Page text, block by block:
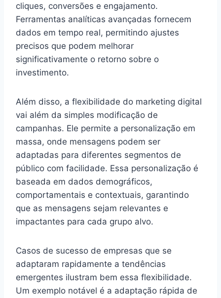
cliques, conversões e engajamento.
Ferramentas analíticas avançadas fornecem
dados em tempo real, permitindo ajustes
precisos que podem melhorar
significativamente o retorno sobre o
investimento.
Além disso, a flexibilidade do marketing digital
vai além da simples modificação de
campanhas. Ele permite a personalização em
massa, onde mensagens podem ser
adaptadas para diferentes segmentos de
público com facilidade. Essa personalização é
baseada em dados demográficos,
comportamentais e contextuais, garantindo
que as mensagens sejam relevantes e
impactantes para cada grupo alvo.
Casos de sucesso de empresas que se
adaptaram rapidamente a tendências
emergentes ilustram bem essa flexibilidade.
Um exemplo notável é a adaptação rápida de